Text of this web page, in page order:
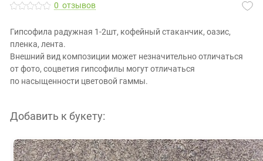
0 отзывов
Гипсофила радужная 1-2шт, кофейный стаканчик, оазис,
пленка, лента.
Внешний вид композиции может незначительно отличаться
от фото, соцветия гипсофилы могут отличаться
по насыщенности цветовой гаммы.
Добавить к букету: